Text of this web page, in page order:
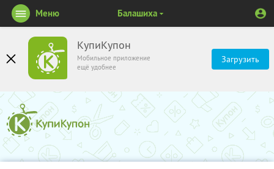
КупиКупон
Мобильное приложение
ещё удобнее
Загрузить
Меню Балашиха